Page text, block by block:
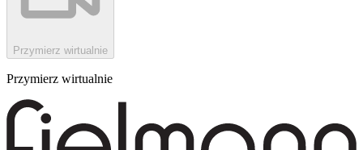
Przymierz wirtualnie
Przymierz wirtualnie